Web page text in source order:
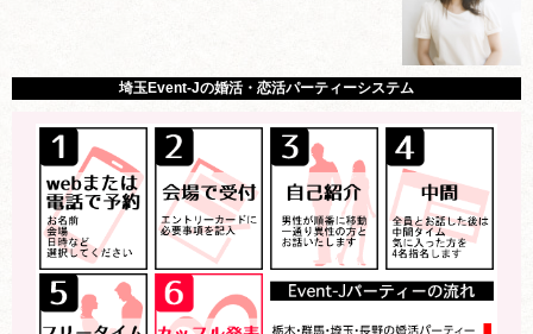
埼玉Event-Jの婚活・恋活パーティーシステム